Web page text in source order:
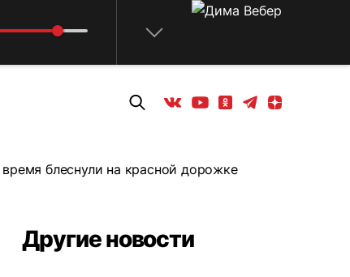
Вконтакте
YoutubeОдноклассники
ТелеграмЯндекс дзен
блеснули на красной дорожке
Другие новости